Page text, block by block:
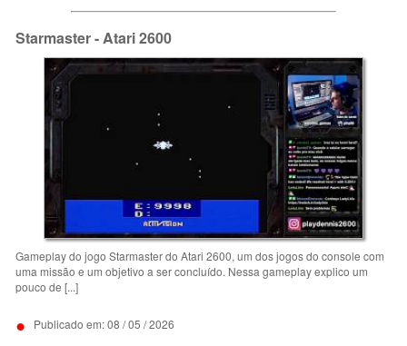
Starmaster - Atari 2600
Gameplay do jogo Starmaster do Atari 2600, um dos jogos do console com
uma missão e um objetivo a ser concluído. Nessa gameplay explico um
pouco de [...]
• Publicado em: 08 / 05 / 2026